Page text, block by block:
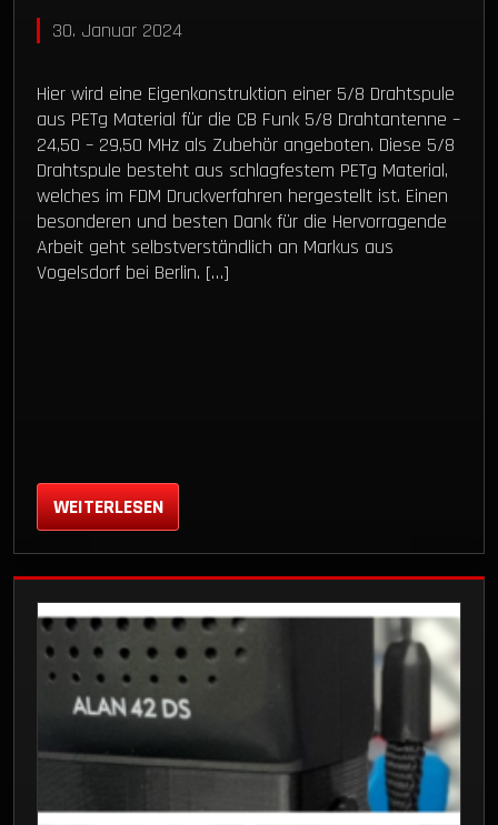
30. Januar 2024
Hier wird eine Eigenkonstruktion einer 5/8 Drahtspule
aus PETg Material für die CB Funk 5/8 Drahtantenne –
24,50 – 29,50 MHz als Zubehör angeboten. Diese 5/8
Drahtspule besteht aus schlagfestem PETg Material,
welches im FDM Druckverfahren hergestellt ist. Einen
besonderen und besten Dank für die Hervorragende
Arbeit geht selbstverständlich an Markus aus
Vogelsdorf bei Berlin. […]
WEITERLESEN